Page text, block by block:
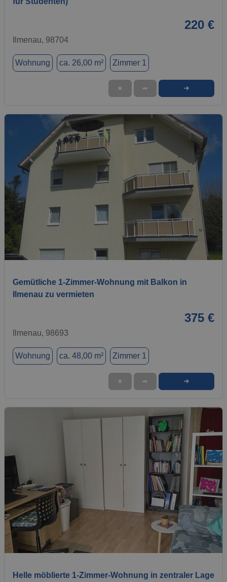
220 €
Ilmenau, 98704
Wohnung ca. 26,00 m² Zimmer 1
★ ➦ ➜
1 / 8
Gemütliche 1-Zimmer-Wohnung mit Balkon in
Ilmenau zu vermieten
375 €
Ilmenau, 98693
Wohnung ca. 48,00 m² Zimmer 1
★ ➦ ➜
1 / 7
Helle möblierte 1-Zimmer-Wohnung in zentraler Lage